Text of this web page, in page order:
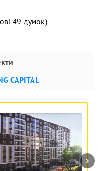
49 думок)
CAPITAL
›